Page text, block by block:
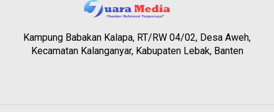
Kampung Babakan Kalapa, RT/RW 04/02, Desa Aweh,
Kecamatan Kalanganyar, Kabupaten Lebak, Banten